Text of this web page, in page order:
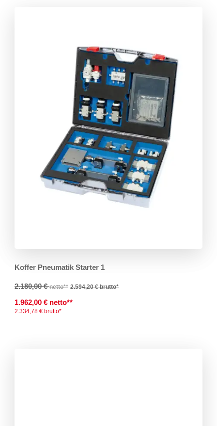
Koffer Pneumatik Starter 1
2.180,00 €netto** 2.594,20 €brutto*
1.962,00 € netto**
2.334,78 € brutto*